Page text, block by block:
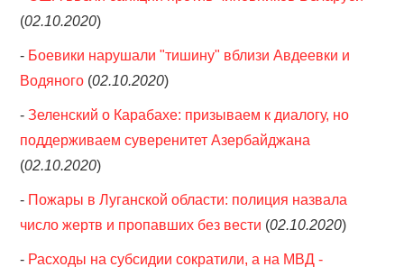
(02.10.2020)
- Боевики нарушали "тишину" вблизи Авдеевки и
Водяного (02.10.2020)
-Зеленский о Карабахе: призываем к диалогу, но
поддерживаем суверенитет Азербайджана
(02.10.2020)
- Пожары в Луганской области: полиция назвала
число жертв и пропавших без вести (02.10.2020)
- Расходы на субсидии сократили, а на МВД -